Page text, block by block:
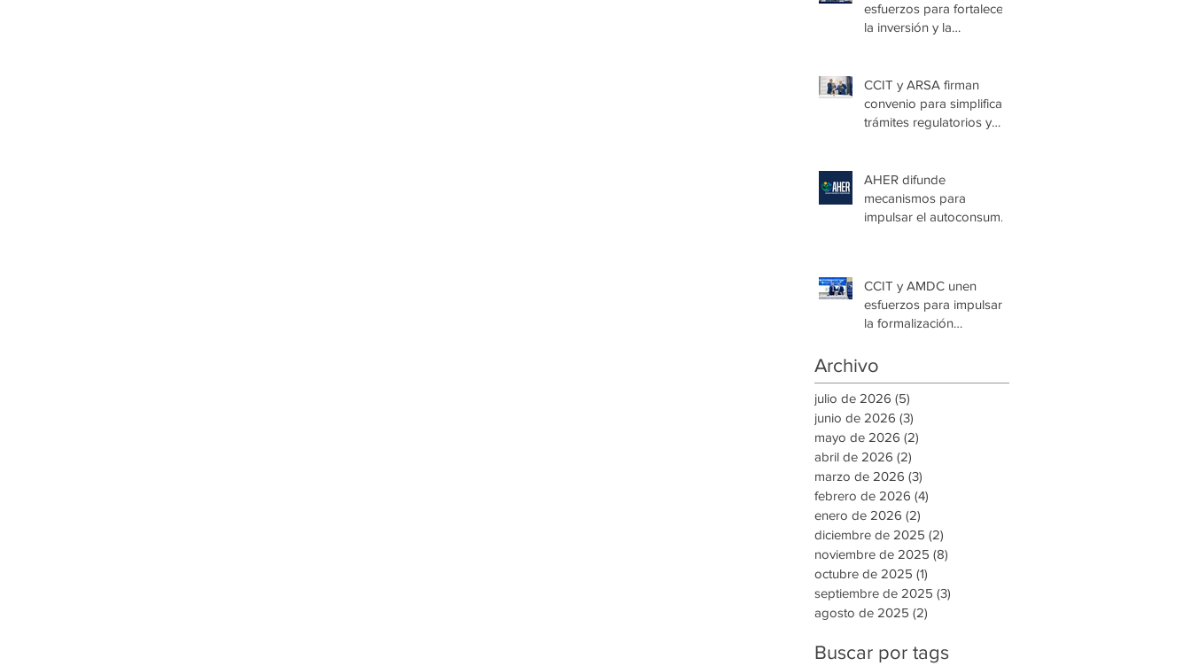
esfuerzos para fortalecer
la inversión y la
CCIT y ARSA firman
convenio para simplificar
trámites regulatorios y
AHER difunde
mecanismos para
impulsar el autoconsumo
CCIT y AMDC unen
esfuerzos para impulsar
la formalización
nuevas oportunidades de
Archivo
julio de 2026 (5)
junio de 2026 (3)
mayo de 2026 (2)
abril de 2026 (2)
marzo de 2026 (3)
febrero de 2026 (4)
enero de 2026 (2)
diciembre de 2025 (2)
noviembre de 2025 (8)
octubre de 2025 (1)
septiembre de 2025 (3)
agosto de 2025 (2)
Buscar por tags